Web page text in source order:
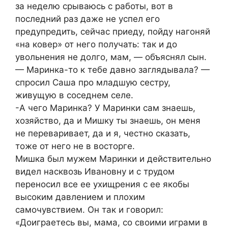
за неделю срываюсь с работы, вот в
последний раз даже не успел его
предупредить, сейчас приеду, пойду нагоняй
«на ковер» от него получать: так и до
увольнения не долго, мам, — объяснял сын.
— Маринка-то к тебе давно заглядывала? —
спросил Саша про младшую сестру,
живущую в соседнем селе.
-А чего Маринка? У Маринки сам знаешь,
хозяйство, да и Мишку ты знаешь, он меня
не переваривает, да и я, честно сказать,
тоже от него не в восторге.
Мишка был мужем Маринки и действительно
видел насквозь Ивановну и с трудом
переносил все ее ухищрения с ее якобы
высоким давлением и плохим
самочувствием. Он так и говорил:
«Доиграетесь вы, мама, со своими играми в